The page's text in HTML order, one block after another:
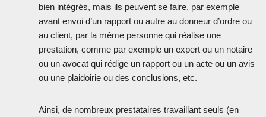
bien intégrés, mais ils peuvent se faire, par exemple
avant envoi d’un rapport ou autre au donneur d’ordre ou
au client, par la même personne qui réalise une
prestation, comme par exemple un expert ou un notaire
ou un avocat qui rédige un rapport ou un acte ou un avis
ou une plaidoirie ou des conclusions, etc.
Ainsi, de nombreux prestataires travaillant seuls (en